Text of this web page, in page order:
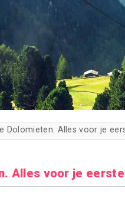
Dolomieten. Alles voor je
Alles voor je